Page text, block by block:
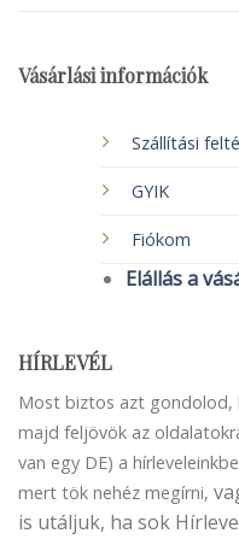
Vásárlási információk
Szállítási
GYIK
Fiókom
Elállás a
HÍRLEVÉL
Most biztos azt gondolod,
majd feljövök az
van egy DE) a
mert tök nehéz megírni,
is utáljuk, ha sok